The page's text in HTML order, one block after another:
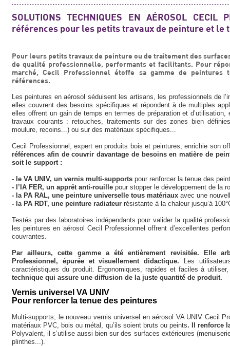
SOLUTIONS TECHNIQUES EN AÉROSOL
références pour les petits travaux de peinture et le
Pour leurs petits travaux de peinture ou de traitement des
de qualité professionnelle, performants et facilitants. Pour
marché, Cecil Professionnel étoffe sa gamme de peintures
références.
Les peintures en aérosol séduisent les artisans, les professionnels de
elles couvrent des besoins spécifiques et répondent à de multiples
elles offrent un gain de temps en termes de préparation et
travaux courants : retouches, traitements sur des zones bien
moulure, recoins...) ou sur des matériaux spécifiques...
Cecil Professionnel, expert en produits bois et peintures, enrichie son
références afin de couvrir davantage de besoins en matière de
soit le support :
- le VA UNIV, un vernis multi-supports pour renforcer la tenue des
- l’IA FER, un apprêt anti-rouille pour stopper le développement de la
- la PA RAL, une peinture universelle tous matériaux avec une
- la PA RDT, une peinture radiateur résistante à la chaleur jusqu’à
Testés par des laboratoires indépendants pour valider la qualité
les peintures en aérosol Cecil Professionnel offrent d’excellentes
couvrantes.
Par ailleurs, cette gamme a été entièrement revisitée. Elle
Professionnel, épurée et visuellement didactique. Les
caractéristiques du produit. Ergonomiques, rapides et faciles à
technique qui assure une diffusion de la juste quantité de produit.
Vernis universel VA UNIV
Pour renforcer la tenue des peintures
Multi-supports, le nouveau vernis universel en aérosol VA UNIV Cecil
matériaux PVC, bois ou métal, qu’ils soient bruts ou peints. Il renforce
Polyvalent, il s’utilise aussi bien sur des surfaces extérieures
plinthes...).